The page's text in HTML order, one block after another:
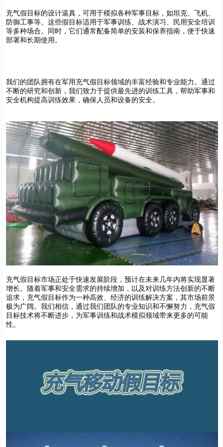
充气假目标的设计逼真，可用于模拟各种军事目标，如坦克、飞机、
防御工事等。这些假目标适用于军事训练、战术演习、民用安全培训
等多种场合。同时，它们通常配备简单的安装和保养指南，便于快速
部署和长期使用。
我们的团队拥有在军用充气假目标领域的丰富经验和专业能力。通过
不断的研究和创新，我们致力于提供最先进的训练工具，帮助军事和
安全机构提高训练效果，确保人员和设备的安全。
充气假目标市场正处于快速发展阶段，预计在未来几年内将实现显著
增长。随着军事和安全需求的持续增加，以及对训练方法创新的不断
追求，充气假目标作为一种高效、经济的训练解决方案，其市场前景
极为广阔。我们相信，通过我们团队的专业知识和不懈努力，充气假
目标技术将不断进步，为军事训练和战术模拟领域带来更多的可能
性。